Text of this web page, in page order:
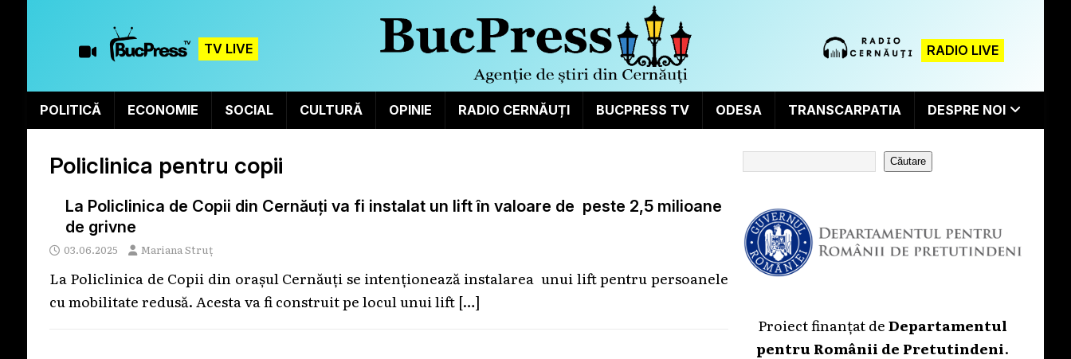
TV LIVE RADIO LIVE
POLITICĂ ECONOMIE SOCIAL CULTURĂ OPINIE RADIO CERNĂUȚI BUCPRESS TV ODESA TRANSCARPATIA DESPRE NOI
Policlinica pentru copii
La Policlinica de Copii din Cernăuți va fi instalat un lift în valoare de peste 2,5 milioane
de grivne
03.06.2025 Mariana Struț
La Policlinica de Copii din orașul Cernăuți se intenționează instalarea unui lift pentru persoanele
cu mobilitate redusă. Acesta va fi construit pe locul unui lift […]
Căutare
Proiect finanțat deDepartamentul
pentru Românii de Pretutindeni.